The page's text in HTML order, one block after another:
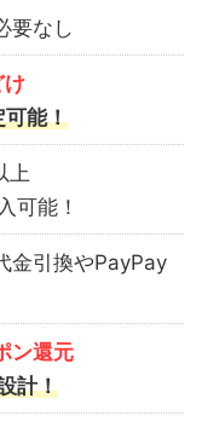
要なし
け
可能！
上
可能！
金引換やPayPay
ン還元
計！